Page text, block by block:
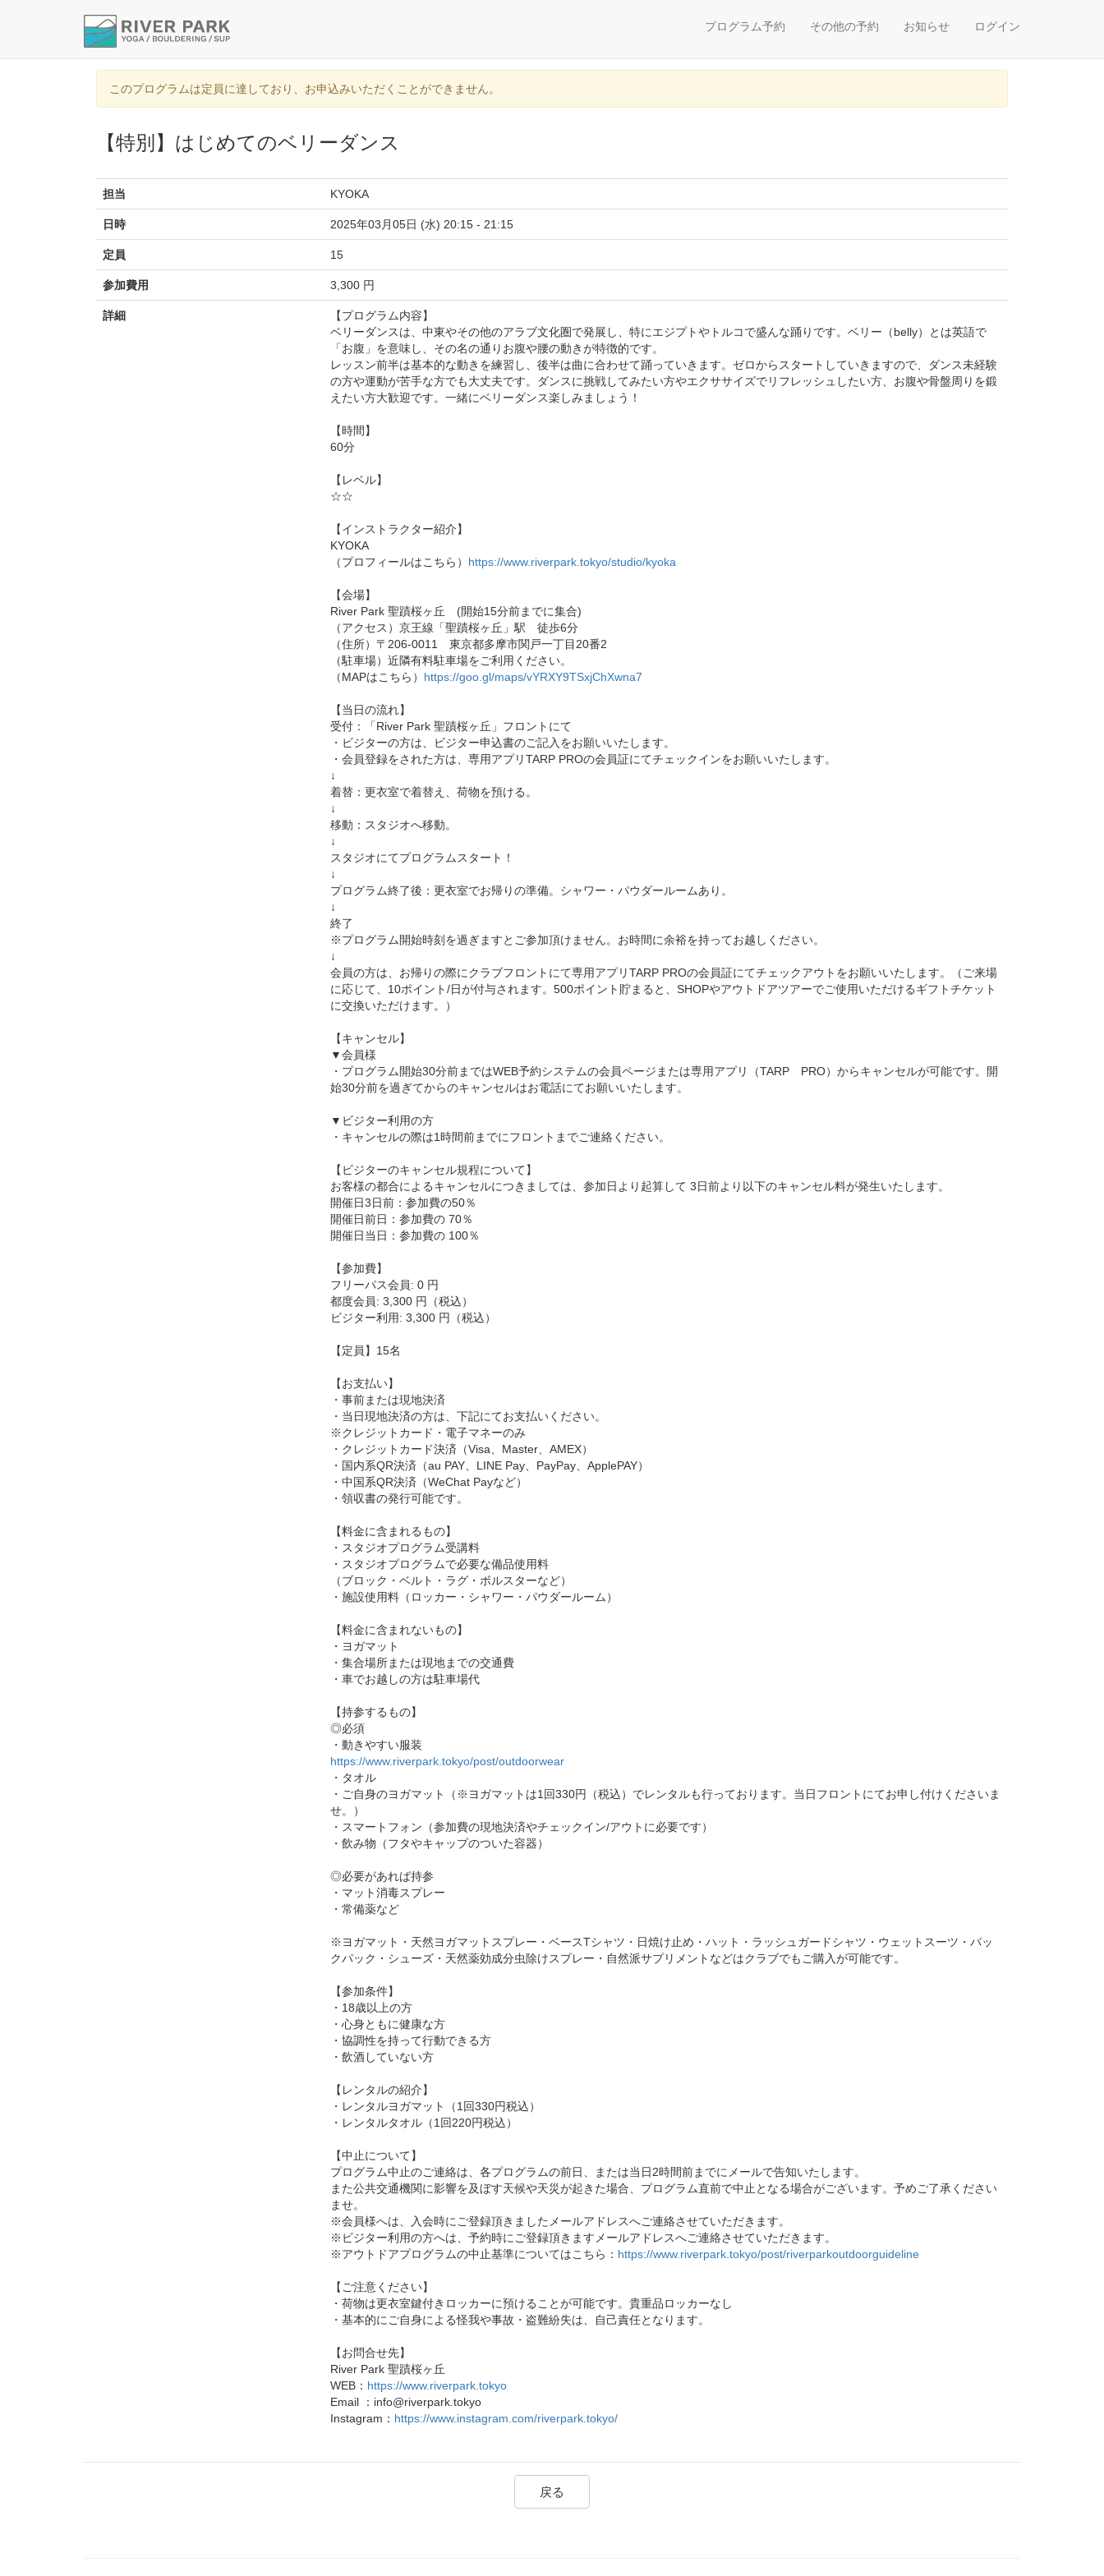
プログラム予約 その他の予約 お知らせ ログイン
このプログラムは定員に達しており、お申込みいただくことができません。
【特別】はじめてのベリーダンス
担当 KYOKA
日時 2025年03月05日 (水) 20:15 - 21:15
定員 15
参加費用 3,300 円
詳細
【プログラム内容】
ベリーダンスは、中東やその他のアラブ文化圏で発展し、特にエジプトやトルコで盛んな踊りです。ベリー（belly）とは英語で
「お腹」を意味し、その名の通りお腹や腰の動きが特徴的です。
レッスン前半は基本的な動きを練習し、後半は曲に合わせて踊っていきます。ゼロからスタートしていきますので、ダンス未経験
の方や運動が苦手な方でも大丈夫です。ダンスに挑戦してみたい方やエクササイズでリフレッシュしたい方、お腹や骨盤周りを鍛
えたい方大歓迎です。一緒にベリーダンス楽しみましょう！
【時間】
60分
【レベル】
☆☆
【インストラクター紹介】
KYOKA
（プロフィールはこちら） https://www.riverpark.tokyo/studio/kyoka
【会場】
River Park 聖蹟桜ヶ丘 (開始15分前までに集合)
（アクセス）京王線「聖蹟桜ヶ丘」駅 徒歩6分
（住所）〒206-0011 東京都多摩市関戸一丁目20番2
（駐車場）近隣有料駐車場をご利用ください。
（MAPはこちら） https://goo.gl/maps/vYRXY9TSxjChXwna7
【当日の流れ】
受付：「River Park 聖蹟桜ヶ丘」フロントにて
・ビジターの方は、ビジター申込書のご記入をお願いいたします。
・会員登録をされた方は、専用アプリTARP PROの会員証にてチェックインをお願いいたします。
↓
着替：更衣室で着替え、荷物を預ける。
↓
移動：スタジオへ移動。
↓
スタジオにてプログラムスタート！
↓
プログラム終了後：更衣室でお帰りの準備。シャワー・パウダールームあり。
↓
終了
※プログラム開始時刻を過ぎますとご参加頂けません。お時間に余裕を持ってお越しください。
↓
会員の方は、お帰りの際にクラブフロントにて専用アプリTARP PROの会員証にてチェックアウトをお願いいたします。（ご来場
に応じて、10ポイント/日が付与されます。500ポイント貯まると、SHOPやアウトドアツアーでご使用いただけるギフトチケット
に交換いただけます。）
【キャンセル】
▼会員様
・プログラム開始30分前まではWEB予約システムの会員ページまたは専用アプリ（TARP PRO）からキャンセルが可能です。開
始30分前を過ぎてからのキャンセルはお電話にてお願いいたします。
▼ビジター利用の方
・キャンセルの際は1時間前までにフロントまでご連絡ください。
【ビジターのキャンセル規程について】
お客様の都合によるキャンセルにつきましては、参加日より起算して 3日前より以下のキャンセル料が発生いたします。
開催日3日前：参加費の50％
開催日前日：参加費の 70％
開催日当日：参加費の 100％
【参加費】
フリーパス会員: 0 円
都度会員: 3,300 円（税込）
ビジター利用: 3,300 円（税込）
【定員】15名
【お支払い】
・事前または現地決済
・当日現地決済の方は、下記にてお支払いください。
※クレジットカード・電子マネーのみ
・クレジットカード決済（Visa、Master、AMEX）
・国内系QR決済（au PAY、LINE Pay、PayPay、ApplePAY）
・中国系QR決済（WeChat Payなど）
・領収書の発行可能です。
【料金に含まれるもの】
・スタジオプログラム受講料
・スタジオプログラムで必要な備品使用料
（ブロック・ベルト・ラグ・ボルスターなど）
・施設使用料（ロッカー・シャワー・パウダールーム）
【料金に含まれないもの】
・ヨガマット
・集合場所または現地までの交通費
・車でお越しの方は駐車場代
【持参するもの】
◎必須
・動きやすい服装
https://www.riverpark.tokyo/post/outdoorwear
・タオル
・ご自身のヨガマット（※ヨガマットは1回330円（税込）でレンタルも行っております。当日フロントにてお申し付けくださいま
せ。）
・スマートフォン（参加費の現地決済やチェックイン/アウトに必要です）
・飲み物（フタやキャップのついた容器）
◎必要があれば持参
・マット消毒スプレー
・常備薬など
※ヨガマット・天然ヨガマットスプレー・ベースTシャツ・日焼け止め・ハット・ラッシュガードシャツ・ウェットスーツ・バッ
クパック・シューズ・天然薬効成分虫除けスプレー・自然派サプリメントなどはクラブでもご購入が可能です。
【参加条件】
・18歳以上の方
・心身ともに健康な方
・協調性を持って行動できる方
・飲酒していない方
【レンタルの紹介】
・レンタルヨガマット（1回330円税込）
・レンタルタオル（1回220円税込）
【中止について】
プログラム中止のご連絡は、各プログラムの前日、または当日2時間前までにメールで告知いたします。
また公共交通機関に影響を及ぼす天候や天災が起きた場合、プログラム直前で中止となる場合がございます。予めご了承ください
ませ。
※会員様へは、入会時にご登録頂きましたメールアドレスへご連絡させていただきます。
※ビジター利用の方へは、予約時にご登録頂きますメールアドレスへご連絡させていただきます。
※アウトドアプログラムの中止基準についてはこちら： https://www.riverpark.tokyo/post/riverparkoutdoorguideline
【ご注意ください】
・荷物は更衣室鍵付きロッカーに預けることが可能です。貴重品ロッカーなし
・基本的にご自身による怪我や事故・盗難紛失は、自己責任となります。
【お問合せ先】
River Park 聖蹟桜ヶ丘
WEB： https://www.riverpark.tokyo
Email ：info@riverpark.tokyo
Instagram： https://www.instagram.com/riverpark.tokyo/
戻る